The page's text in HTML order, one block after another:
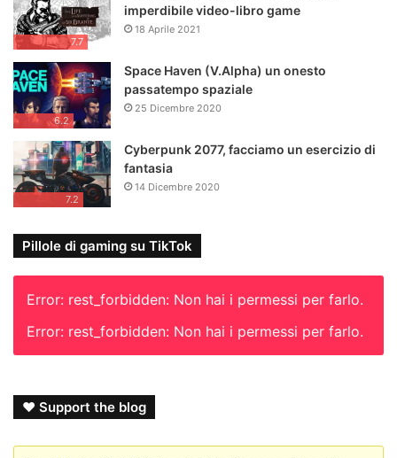
7.7
imperdibile video-libro game
18 Aprile 2021
6.2
Space Haven (V.Alpha) un onesto
passatempo spaziale
25 Dicembre 2020
7.2
Cyberpunk 2077, facciamo un esercizio di
fantasia
14 Dicembre 2020
Pillole di gaming su TikTok
Error: rest_forbidden: Non hai i permessi per farlo.
Error: rest_forbidden: Non hai i permessi per farlo.
❤ Support the blog